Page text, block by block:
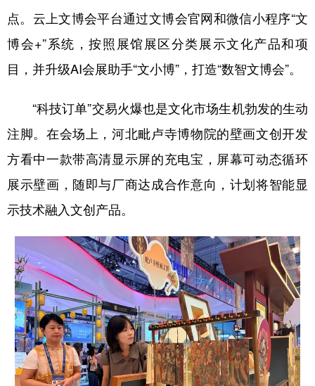
点。云上文博会平台通过文博会官网和微信小程序“文
博会+”系统，按照展馆展区分类展示文化产品和项
目，并升级AI会展助手“文小博”，打造“数智文博会”。
“科技订单”交易火爆也是文化市场生机勃发的生动
注脚。在会场上，河北毗卢寺博物院的壁画文创开发
方看中一款带高清显示屏的充电宝，屏幕可动态循环
展示壁画，随即与厂商达成合作意向，计划将智能显
示技术融入文创产品。